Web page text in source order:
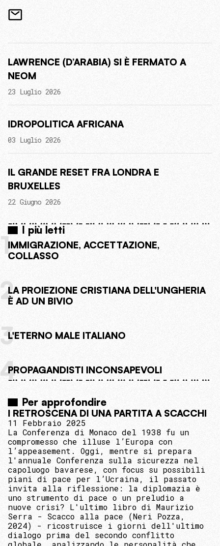
LAWRENCE (D’ARABIA) SI È FERMATO A
NEOM
23 Luglio 2026
IDROPOLITICA AFRICANA
03 Luglio 2026
IL GRANDE RESET FRA LONDRA E
BRUXELLES
22 Giugno 2026
I più letti
1IMMIGRAZIONE, ACCETTAZIONE,
COLLASSO
2LA PROIEZIONE CRISTIANA DELL'UNGHERIA
È AD UN BIVIO
3L'ETERNO MALE ITALIANO
4PROPAGANDISTI INCONSAPEVOLI
Per approfondire
I RETROSCENA DI UNA PARTITA A SCACCHI
11 Febbraio 2025
La Conferenza di Monaco del 1938 fu un
compromesso che illuse l’Europa con
l’appeasement. Oggi, mentre si prepara
l'annuale Conferenza sulla sicurezza nel
capoluogo bavarese, con focus su possibili
piani di pace per l’Ucraina, il passato
invita alla riflessione: la diplomazia è
uno strumento di pace o un preludio a
nuove crisi? L'ultimo libro di Maurizio
Serra - Scacco alla pace (Neri Pozza,
2024) - ricostruisce i giorni dell'ultimo
dialogo prima del secondo conflitto